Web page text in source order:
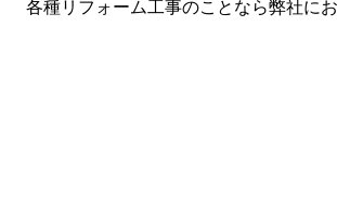
各種リフォーム工事のことなら弊社に